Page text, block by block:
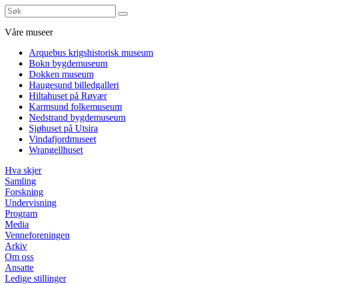
Våre museer
Arquebus krigshistorisk museum
Bokn bygdemuseum
Dokken museum
Haugesund billedgalleri
Hiltahuset på Røvær
Karmsund folkemuseum
Nedstrand bygdemuseum
Sjøhuset på Utsira
Vindafjordmuseet
Wrangellhuset
Hva skjer
Samling
Forskning
Undervisning
Program
Media
Venneforeningen
Arkiv
Om oss
Ansatte
Ledige stillinger